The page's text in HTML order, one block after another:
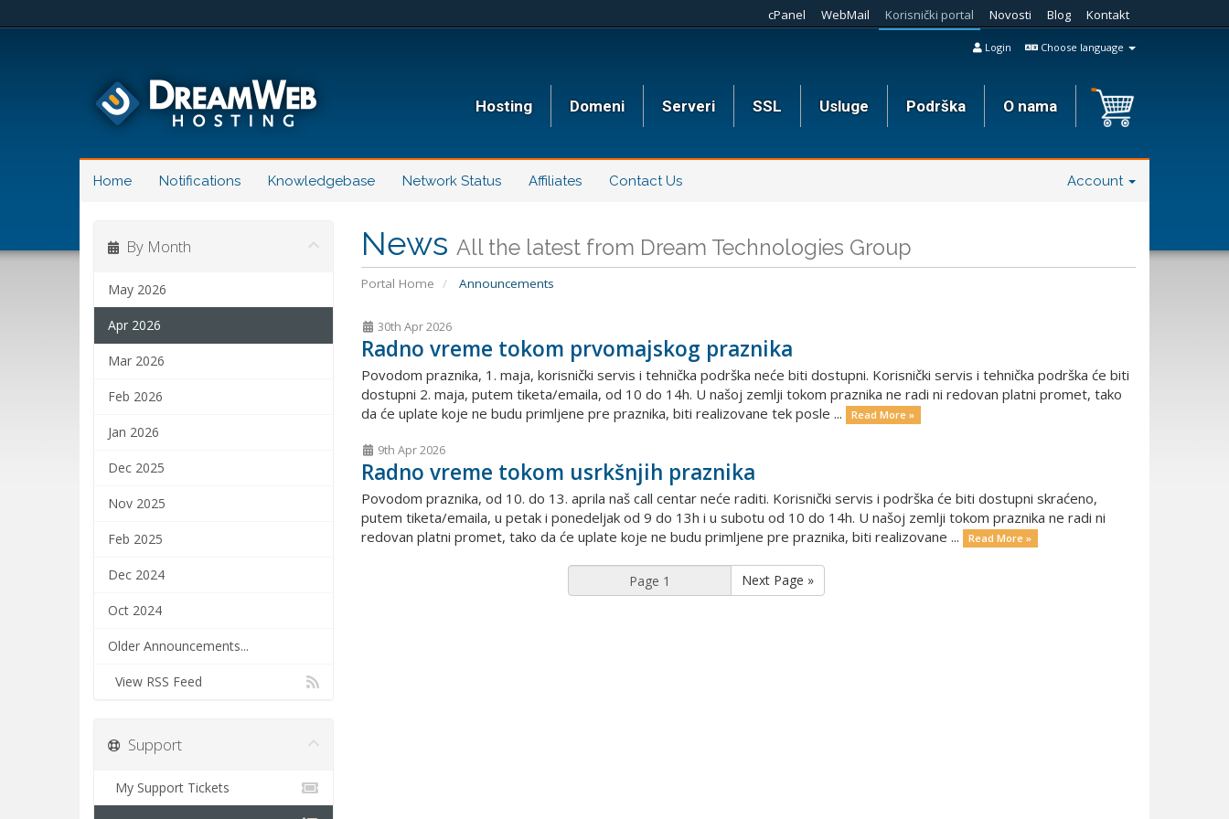
cPanel WebMail Korisnički portal Novosti Blog Kontakt
Choose language
Login
Hosting Domeni Serveri SSL Usluge Podrška O nama
Home Notifications Knowledgebase Network Status Affiliates Contact Us Account
News All the latest from Dream Technologies Group
Portal Home Announcements
By Month
May 2026
Apr 2026
Mar 2026
Feb 2026
Jan 2026
Dec 2025
Nov 2025
Feb 2025
Dec 2024
Oct 2024
Older Announcements...
View RSS Feed
30th Apr 2026
Radno vreme tokom prvomajskog praznika
Povodom praznika, 1. maja, korisnički servis i tehnička podrška neće biti dostupni. Korisnički servis i tehnička podrška će biti
dostupni 2. maja, putem tiketa/emaila, od 10 do 14h. U našoj zemlji tokom praznika ne radi ni redovan platni promet, tako
da će uplate koje ne budu primljene pre praznika, biti realizovane tek posle ...
Read More »
9th Apr 2026
Radno vreme tokom usrkšnjih praznika
Povodom praznika, od 10. do 13. aprila naš call centar neće raditi. Korisnički servis i podrška će biti dostupni skraćeno,
putem tiketa/emaila, u petak i ponedeljak od 9 do 13h i u subotu od 10 do 14h. U našoj zemlji tokom praznika ne radi ni
redovan platni promet, tako da će uplate koje ne budu primljene pre praznika, biti realizovane ...
Read More »
Next Page »
Support
My Support Tickets